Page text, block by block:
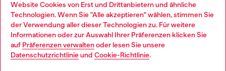
Website Cookies von Erst und Drittanbietern und ähnliche
Technologien. Wenn Sie "Alle akzeptieren" wählen, stimmen Sie
der Verwendung aller dieser Technologien zu. Für weitere
Informationen oder zur Auswahl Ihrer Präferenzen klicken Sie
auf Präferenzen verwaltenoder lesen Sie unsere
Datenschutzrichtlinieund Cookie-Richtlinie.
Entdecke unser gesamtes Service-Angebot, online und
im Store.
Mehr erfahren
Choose your location
You are currently browsing Deutschland website, but it seems
you may be based in United States